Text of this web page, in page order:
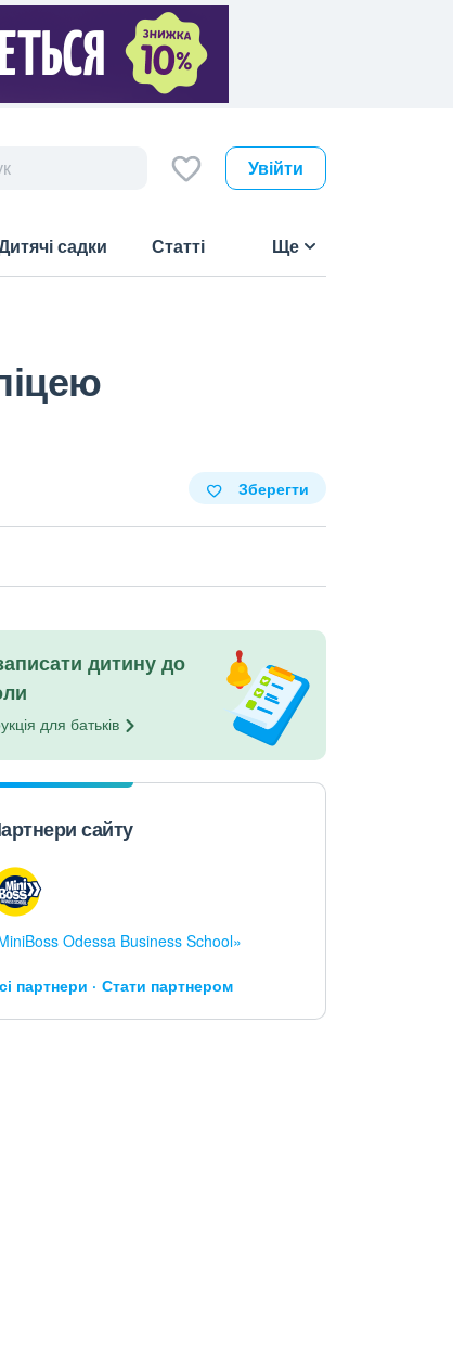
Увійти
садки Статті Ще
Зберегти
дитину до
для батьків
сайту
Odessa Business School»
партнери Стати партнером